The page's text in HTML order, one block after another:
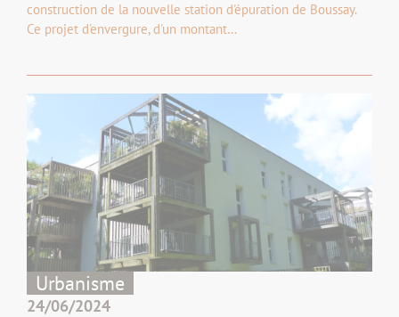
construction de la nouvelle station d'épuration de Boussay.
Ce projet d'envergure, d'un montant…
Urbanisme
24/06/2024